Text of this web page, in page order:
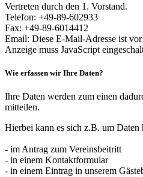
Vertreten durch den 1. Vorstand.
Telefon: +49-89-602933
Fax: +49-89-6014412
Email: Diese E-Mail-Adresse ist
Anzeige muss JavaScript
Wie erfassen wir Ihre Daten?
Ihre Daten werden zum einen
mitteilen.
Hierbei kann es sich z.B. um Daten
- im Antrag zum Vereinsbeitritt
- in einem Kontaktformular
- in einem Eintrag in unserem